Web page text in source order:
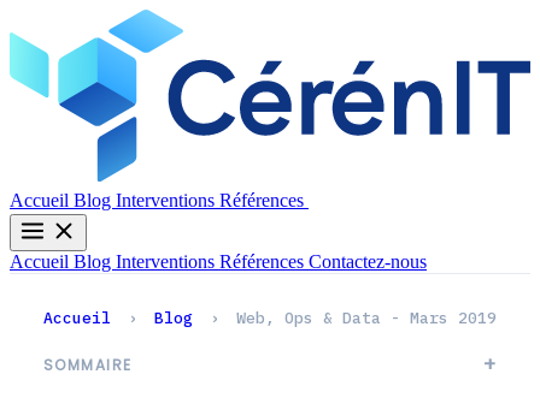
Accueil Blog Interventions Références
Accueil Blog Interventions Références Contactez-nous
Accueil › Blog › Web, Ops & Data - Mars 2019
SOMMAIRE